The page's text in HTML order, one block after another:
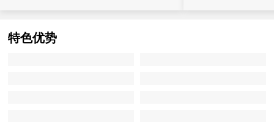
特色优势